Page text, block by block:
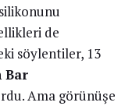
de
söylentiler, 13
Bar
Ama görünüşe